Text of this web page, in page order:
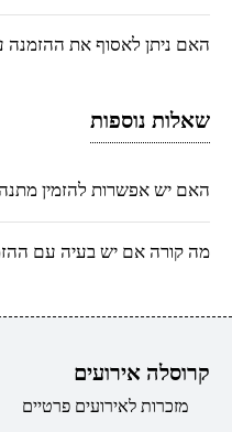
האם ניתן לאסוף את ההזמנה
שאלות נוספות
האם יש אפשרות להזמין
מה קורה אם יש בעיה עם
קרוסלה אירועים
מזכרות לאירועים פרטיים